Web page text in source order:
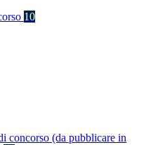
10
concorso (da pubblicare in